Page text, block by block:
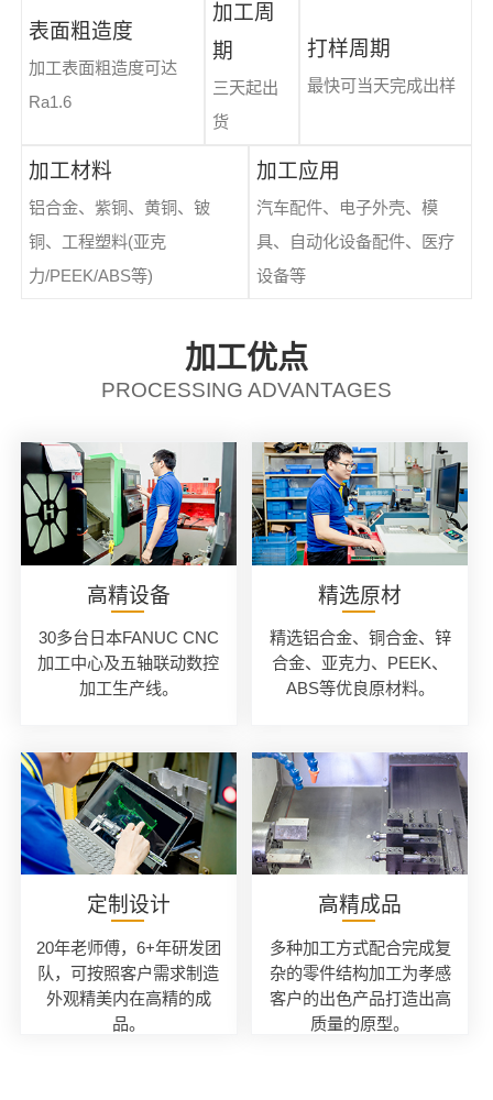
表面粗造度
加工表面粗造度可达
Ra1.6
加工周
期
三天起出
货
打样周期
最快可当天完成出样
加工材料
铝合金、紫铜、黄铜、铍
铜、工程塑料(亚克
力/PEEK/ABS等)
加工应用
汽车配件、电子外壳、模
具、自动化设备配件、医疗
设备等
加工优点
PROCESSING ADVANTAGES
高精设备
30多台日本FANUC CNC
加工中心及五轴联动数控
加工生产线。
精选原材
精选铝合金、铜合金、锌
合金、亚克力、PEEK、
ABS等优良原材料。
定制设计
20年老师傅，6+年研发团
队，可按照客户需求制造
外观精美内在高精的成
品。
高精成品
多种加工方式配合完成复
杂的零件结构加工为孝感
客户的出色产品打造出高
质量的原型。